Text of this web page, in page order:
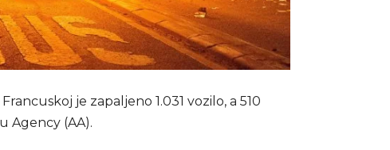
je zapaljeno 1.031 vozilo, a 510
Agency (AA).